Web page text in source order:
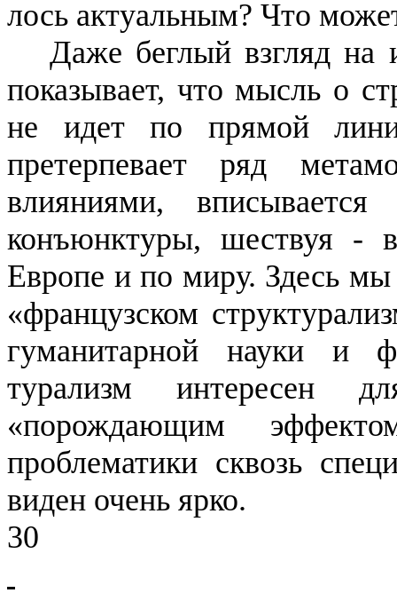
лось актуальным? Что
Даже беглый взгляд на
пока­зывает, что мысль о
не идет по прямой
претерпевает ряд
влияниями,
конъюнктуры, шествуя -
Европе и по миру. Здесь
«французском
гуманитарной науки и
турализм интересен
«порождающим
проблематики сквозь
виден очень ярко.
30